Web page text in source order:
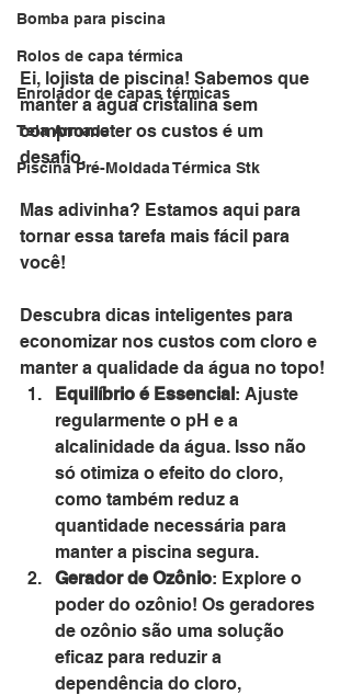
Bomba para piscina
Rolos de capa térmica
Enrolador de capas térmicas
Tela Armada
Piscina Pré-Moldada Térmica Stk
Ei, lojista de piscina! Sabemos que
manter a água cristalina sem
comprometer os custos é um
desafio.
Mas adivinha? Estamos aqui para
tornar essa tarefa mais fácil para
você!
Descubra dicas inteligentes para
economizar nos custos com cloro e
manter a qualidade da água no topo!
Equilíbrio é Essencial: Ajuste
regularmente o pH e a
alcalinidade da água. Isso não
só otimiza o efeito do cloro,
como também reduz a
quantidade necessária para
manter a piscina segura.
Gerador de Ozônio: Explore o
poder do ozônio! Os geradores
de ozônio são uma solução
eficaz para reduzir a
dependência do cloro,